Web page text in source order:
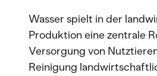
Wasser spielt in der
Produktion eine zentrale
Versorgung von
Reinigung